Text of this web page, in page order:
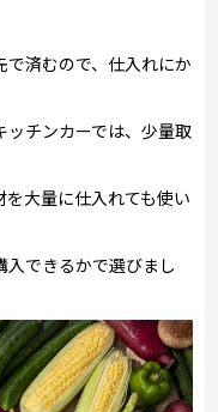
済むので、仕入れにか
ッチンカーでは、少量取
大量に仕入れても使い
できるかで選びまし